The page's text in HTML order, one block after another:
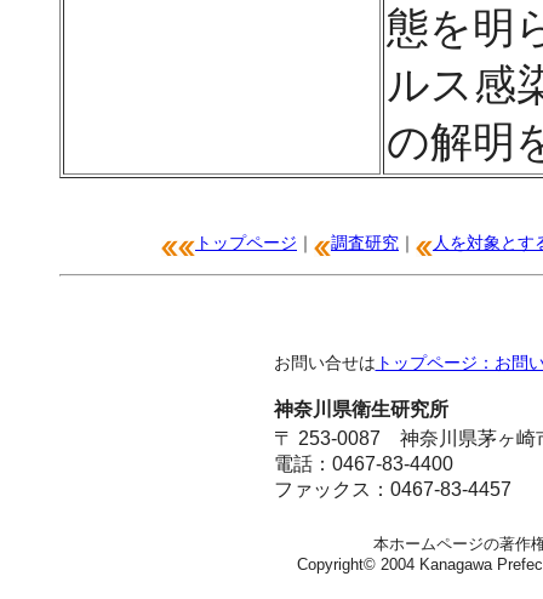
態を明
ルス感
の解明
トップページ ｜ 調査研究 ｜ 人を対象とす
お問い合せは トップページ：お問
神奈川県衛生研究所
〒 253-0087 神奈川県茅ヶ崎
電話：0467-83-4400
ファックス：0467-83-4457
本ホームページの著作
Copyright© 2004 Kanagawa